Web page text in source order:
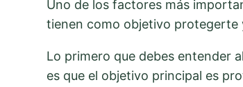
Uno de los factores más
tienen como objetivo protegerte
Lo primero que debes entender
es que el objetivo principal es